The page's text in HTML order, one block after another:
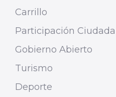
Carrillo
Participación
Gobierno Abierto
Turismo
Deporte